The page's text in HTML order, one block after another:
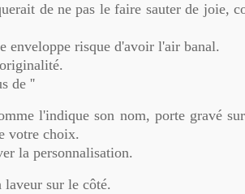
de ne pas le faire sauter de
enveloppe risque d'avoir l'air banal.
de ''
l'indique son nom, porte gravé
votre choix.
la personnalisation.
sur le côté.